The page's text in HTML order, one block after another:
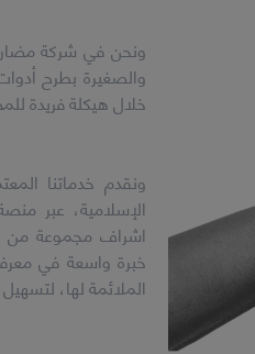
ونحن في شركة
والصغيرة بطرح
خلال هيكلة فريدة
ونقدم خدماتنا
الإسلامية، عبر
اشراف مجموعة من
خبرة واسعة في
الملائمة لها،